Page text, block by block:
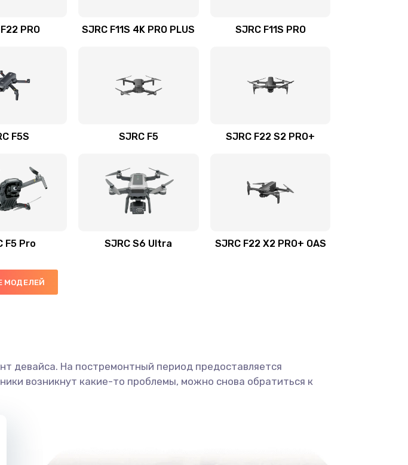
PRO SJRC F11S 4K PRO PLUS SJRC F11S PRO
F5S SJRC F5 SJRC F22 S2 PRO+
F5 Pro SJRC S6 Ultra SJRC F22 X2 PRO+ OAS
МОДЕЛЕЙ
девайса. На постремонтный период предоставляется
возникнут какие-то проблемы, можно снова обратиться к